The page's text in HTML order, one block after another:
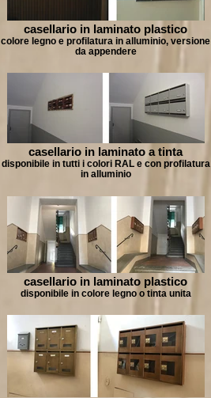
casellario in laminato plastico
colore legno e profilatura in alluminio, versione
da appendere
casellario in laminato a tinta
disponibile in tutti i colori RAL e con profilatura
in alluminio
casellario in laminato plastico
disponibile in colore legno o tinta unita